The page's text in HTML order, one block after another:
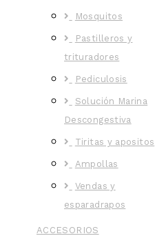
Mosquitos
Pastilleros y
trituradores
Pediculosis
Solución Marina
Descongestiva
Tiritas y apositos
Ampollas
Vendas y
esparadrapos
ACCESORIOS